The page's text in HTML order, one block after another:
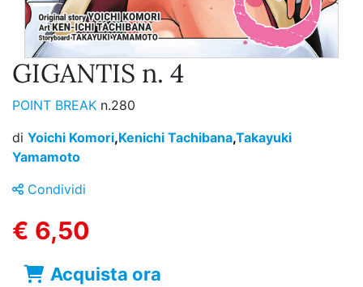
GIGANTIS n. 4
POINT BREAK n.280
di Yoichi Komori,Kenichi Tachibana,Takayuki
Yamamoto
Condividi
€ 6,50
Acquista ora